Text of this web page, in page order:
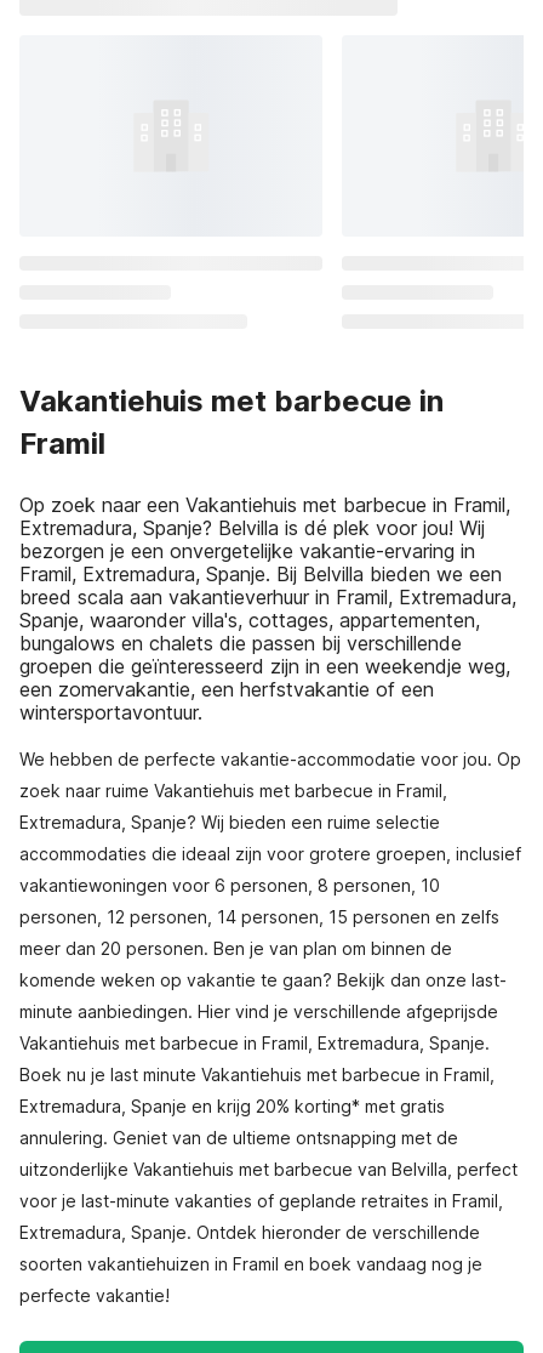
Vakantiehuis met barbecue in
Framil
Op zoek naar een Vakantiehuis met barbecue in Framil,
Extremadura, Spanje? Belvilla is dé plek voor jou! Wij
bezorgen je een onvergetelijke vakantie-ervaring in
Framil, Extremadura, Spanje. Bij Belvilla bieden we een
breed scala aan vakantieverhuur in Framil, Extremadura,
Spanje, waaronder villa's, cottages, appartementen,
bungalows en chalets die passen bij verschillende
groepen die geïnteresseerd zijn in een weekendje weg,
een zomervakantie, een herfstvakantie of een
wintersportavontuur.
We hebben de perfecte vakantie-accommodatie voor jou. Op
zoek naar ruime Vakantiehuis met barbecue in Framil,
Extremadura, Spanje? Wij bieden een ruime selectie
accommodaties die ideaal zijn voor grotere groepen, inclusief
vakantiewoningen voor 6 personen, 8 personen, 10
personen, 12 personen, 14 personen, 15 personen en zelfs
meer dan 20 personen. Ben je van plan om binnen de
komende weken op vakantie te gaan? Bekijk dan onze last-
minute aanbiedingen. Hier vind je verschillende afgeprijsde
Vakantiehuis met barbecue in Framil, Extremadura, Spanje.
Boek nu je last minute Vakantiehuis met barbecue in Framil,
Extremadura, Spanje en krijg 20% korting* met gratis
annulering. Geniet van de ultieme ontsnapping met de
uitzonderlijke Vakantiehuis met barbecue van Belvilla, perfect
voor je last-minute vakanties of geplande retraites in Framil,
Extremadura, Spanje. Ontdek hieronder de verschillende
soorten vakantiehuizen in Framil en boek vandaag nog je
perfecte vakantie!